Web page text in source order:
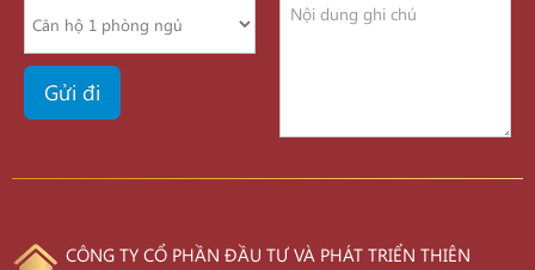
CÔNG TY CỔ PHẦN ĐẦU TƯ VÀ PHÁT TRIỂN THIÊN